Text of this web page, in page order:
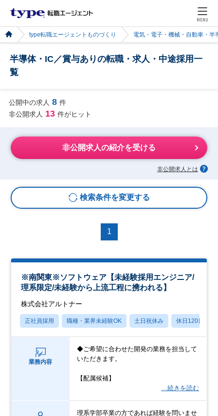
MENU
type転職エージェントものづくり 電気・電子・機械・自動車・半
半導体・IC／賞与ありの転職・求人・中途採用一
覧
公開中の求人 8 件
非公開求人 13 件がヒット
非公開求人の紹介を受ける
非公開求人とは
検索条件を変更する
1
※南関東※ソフトウェア【未経験採用エンジニア/
理系限定/未経験から上流工程に携われる】
株式会社アルトナー
正社員採用 職種・業界未経験OK 土日祝休み 休日120日以上
業務内容
◆ご希望に合わせた開発の業務を担当して
いただきます。
【配属候補】
…続きを読む
理系学部卒業の方であれば経験を問いませ